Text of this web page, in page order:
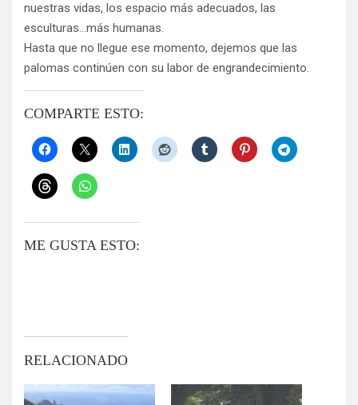
nuestras vidas, los espacio más adecuados, las
esculturas…más humanas.
Hasta que no llegue ese momento, dejemos que las
palomas continúen con su labor de engrandecimiento.
COMPARTE ESTO:
ME GUSTA ESTO:
RELACIONADO